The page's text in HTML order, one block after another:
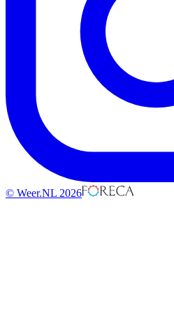
© Weer.NL 2026